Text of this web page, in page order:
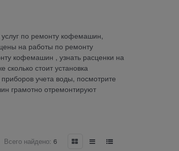
по ремонту кофемашин,
на работы по ремонту
кофемашин , узнать расценки на
стоит установка
учета воды, посмотрите
грамотно отремонтируют
Всего найдено: 6